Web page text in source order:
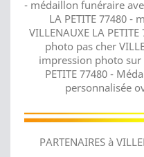
- médaillon funéraire
LA PETITE 77480
VILLENAUXE LA
photo pas cher
impression photo sur
PETITE 77480 -
personnalisée
PARTENAIRES à